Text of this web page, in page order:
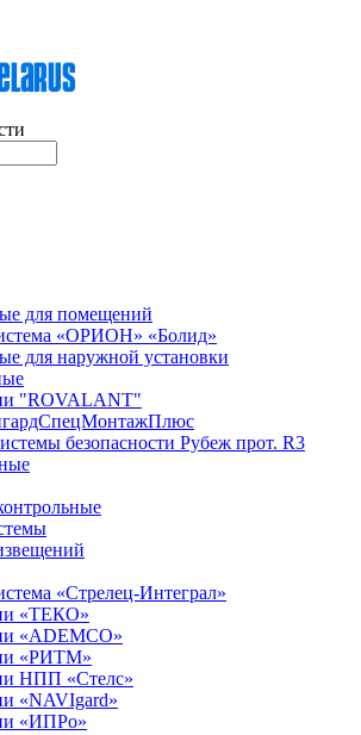
для помещений
«ОРИОН» «Болид»
для наружной установки
"ROVALANT"
безопасности Рубеж прот. R3
«Стрелец-Интеграл»
«ТЕКО»
«ADEMCO»
«РИТМ»
НПП «Стелс»
«NAVIgard»
«ИПРо»